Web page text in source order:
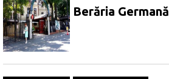
Berăria Germană